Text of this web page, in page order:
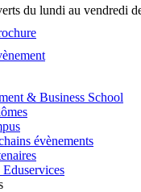
du lundi au vendredi
& Business School
évènements